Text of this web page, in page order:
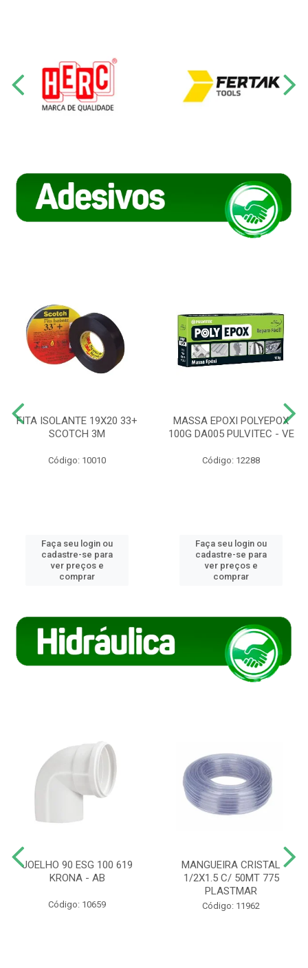
FITA ISOLANTE 19X20 33+
SCOTCH 3M
Código: 10010
Faça seu login ou
cadastre-se para
ver preços e
comprar
MASSA EPOXI POLYEPOX
100G DA005 PULVITEC - VE
Código: 12288
Faça seu login ou
cadastre-se para
ver preços e
comprar
JOELHO 90 ESG 100 619
KRONA - AB
Código: 10659
MANGUEIRA CRISTAL
1/2X1.5 C/ 50MT 775
PLASTMAR
Código: 11962